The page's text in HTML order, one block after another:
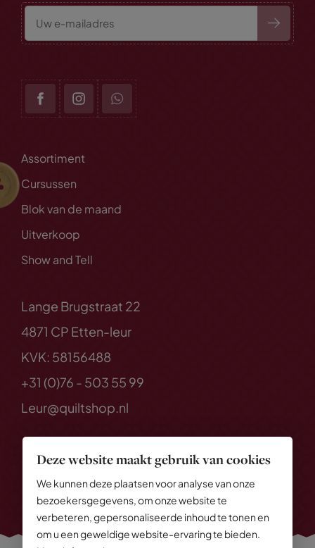
Deze website maakt gebruik van cookies
We kunnen deze plaatsen voor analyse van onze
bezoekersgegevens, om onze website te
verbeteren, gepersonaliseerde inhoud te tonen en
om u een geweldige website-ervaring te bieden.
Assortiment
Cursussen
Blok van de maand
Uitverkoop
Show and Tell
Lange Brugstraat 22
4871 CP Etten-leur
KVK: 58156488
+31 (0)76 - 503 55 99
Leur@quiltshop.nl